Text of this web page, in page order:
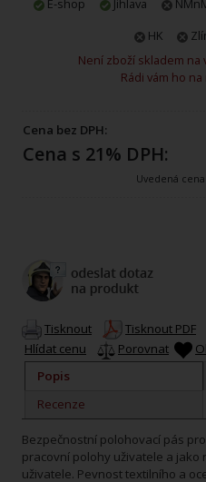
E-shop Jihlava
HK
Není zboží skladem na
Rádi vám ho
Cena bez DPH:
Cena s 21% DPH:
Uvedená
Tisknout Tisknout PDF
Hlídat cenu
Porovnat
Popis
Recenze
Bezpečnostní polohovací pás
pracovní polohy uživatele a jako
uživatele. Pevnost textilního a